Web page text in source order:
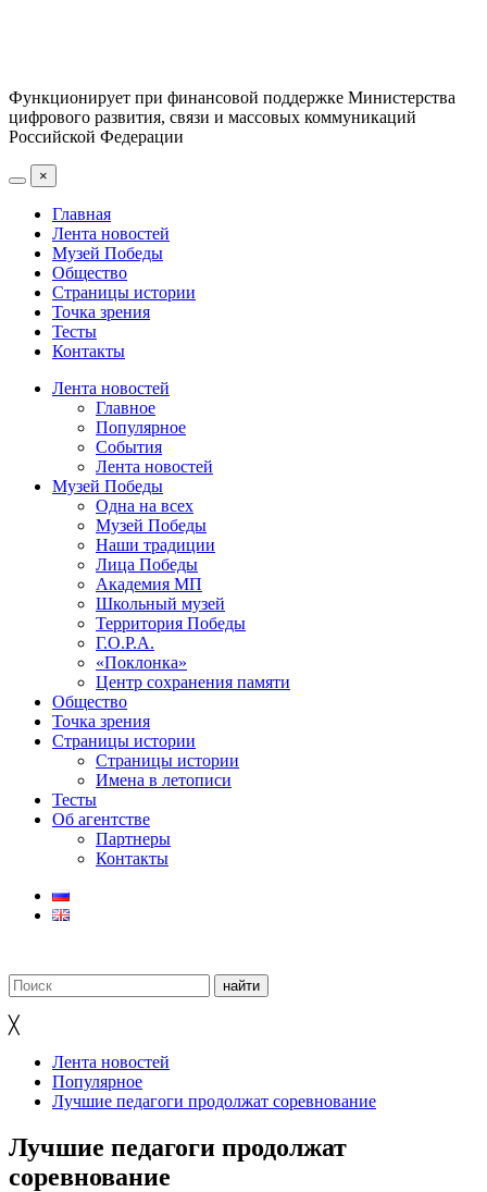
Функционирует при финансовой поддержке Министерства
цифрового развития, связи и массовых коммуникаций
Российской Федерации
×
Главная
Лента новостей
Музей Победы
Общество
Страницы истории
Точка зрения
Тесты
Контакты
Лента новостей
Главное
Популярное
События
Лента новостей
Музей Победы
Одна на всех
Музей Победы
Наши традиции
Лица Победы
Академия МП
Школьный музей
Территория Победы
Г.О.Р.А.
«Поклонка»
Центр сохранения памяти
Общество
Точка зрения
Страницы истории
Страницы истории
Имена в летописи
Тесты
Об агентстве
Партнеры
Контакты
╳
Лента новостей
Популярное
Лучшие педагоги продолжат соревнование
Лучшие педагоги продолжат
соревнование